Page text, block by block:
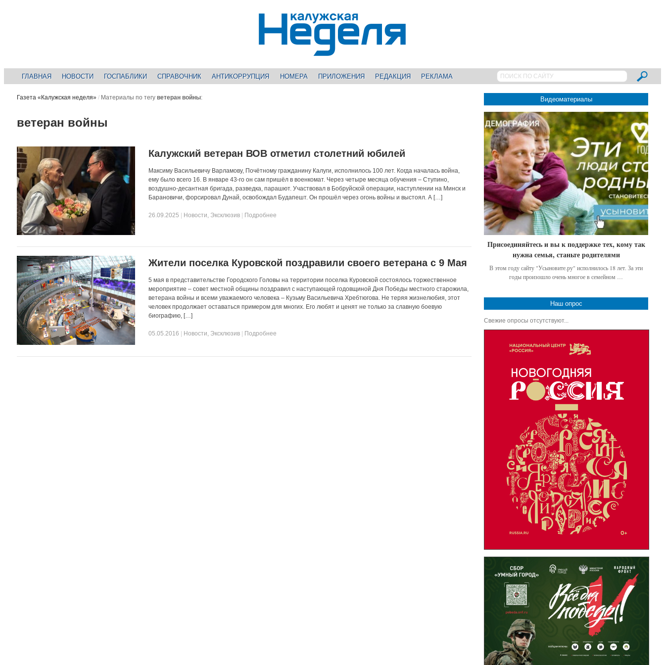
ГЛАВНАЯ НОВОСТИ ГОСПАБЛИКИ СПРАВОЧНИК АНТИКОРРУПЦИЯ НОМЕРА ПРИЛОЖЕНИЯ РЕДАКЦИЯ РЕКЛАМА
Газета «Калужская неделя» / Материалы по тегу ветеран войны:
ветеран войны
Калужский ветеран ВОВ отметил столетний юбилей
Максиму Васильевичу Варламову, Почётному гражданину Калуги, исполнилось 100 лет. Когда началась война,
ему было всего 16. В январе 43-го он сам пришёл в военкомат. Через четыре месяца обучения – Ступино,
воздушно-десантная бригада, разведка, парашют. Участвовал в Бобруйской операции, наступлении на Минск и
Барановичи, форсировал Дунай, освобождал Будапешт. Он прошёл через огонь войны и выстоял. А […]
26.09.2025 Новости, Эксклюзив Подробнее
Жители поселка Куровской поздравили своего ветерана с 9 Мая
5 мая в представительстве Городского Головы на территории поселка Куровской состоялось торжественное
мероприятие – совет местной общины поздравил с наступающей годовщиной Дня Победы местного старожила,
ветерана войны и всеми уважаемого человека – Кузьму Васильевича Хребтюгова. Не теряя жизнелюбия, этот
человек продолжает оставаться примером для многих. Его любят и ценят не только за славную боевую
биографию, […]
05.05.2016 Новости, Эксклюзив Подробнее
Видеоматериалы
Присоединяйтесь и вы к поддержке тех, кому так
нужна семья, станьте родителями
В этом году сайту "Усыновите.ру" исполнилось 18 лет. За эти
годы произошло очень многое в семейном …
Наш опрос
Свежие опросы отсутствуют...